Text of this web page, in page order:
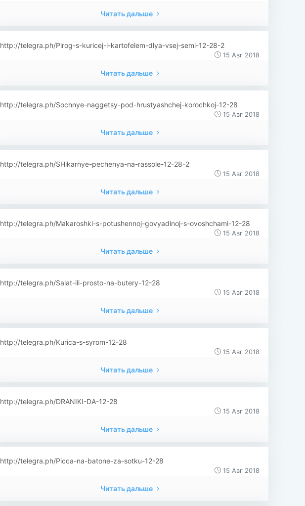
Читать дальше
http://telegra.ph/Pirog-s-kuricej-i-kartofelem-dlya-vsej-semi-12-28-2
15 Авг 2018
Читать дальше
http://telegra.ph/Sochnye-naggetsy-pod-hrustyashchej-korochkoj-12-28
15 Авг 2018
Читать дальше
http://telegra.ph/SHikarnye-pechenya-na-rassole-12-28-2
15 Авг 2018
Читать дальше
http://telegra.ph/Makaroshki-s-potushennoj-govyadinoj-s-ovoshchami-12-28
15 Авг 2018
Читать дальше
http://telegra.ph/Salat-ili-prosto-na-butery-12-28
15 Авг 2018
Читать дальше
http://telegra.ph/Kurica-s-syrom-12-28
15 Авг 2018
Читать дальше
http://telegra.ph/DRANIKI-DA-12-28
15 Авг 2018
Читать дальше
http://telegra.ph/Picca-na-batone-za-sotku-12-28
15 Авг 2018
Читать дальше